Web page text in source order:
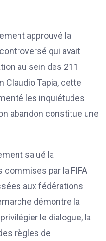
approuvé la
qui avait
au sein des 211
Claudio Tapia, cette
les inquiétudes
abandon constitue une
salué la
par la FIFA
aux fédérations
démontre la
le dialogue, la
règles de